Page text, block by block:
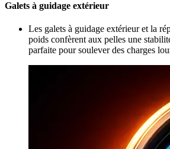
Galets à guidage extérieur
Les galets à guidage extérieur et la
poids confèrent aux pelles une
parfaite pour soulever des charges